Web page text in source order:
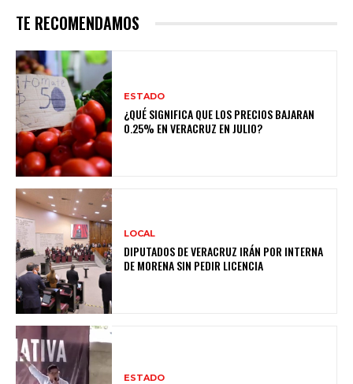
TE RECOMENDAMOS
ESTADO
¿QUÉ SIGNIFICA QUE LOS PRECIOS BAJARAN
0.25% EN VERACRUZ EN JULIO?
LOCAL
DIPUTADOS DE VERACRUZ IRÁN POR INTERNA
DE MORENA SIN PEDIR LICENCIA
ESTADO